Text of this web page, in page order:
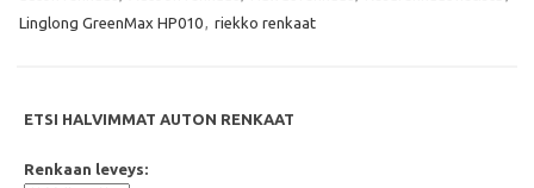
o
r
p
Linglong GreenMax HP010
riekko renkaat
ETSI HALVIMMAT AUTON RENKAAT
Renkaan leveys: